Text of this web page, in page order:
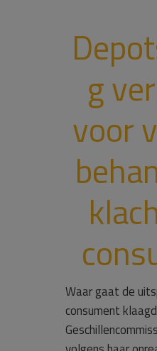
g
voor
Waar gaat de
consument